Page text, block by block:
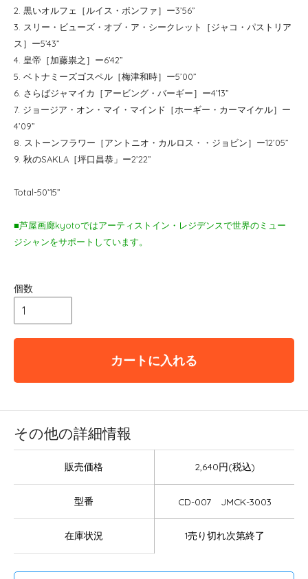
2. 黒いオルフェ［ルイス・ボンファ］ー3’56”
3. スリー・ビューズ・オブ・ア・シークレット［ジャコ・パストリア
ス］ー5’43”
4. 皇帝［加藤祟之］ー6’42”
5. ベトナミーズゴスペル［梅津和時］ー5’00”
6. さらばジャマイカ［アービング・バーギー］ー4’13”
7. ジョージア・オン・マイ・マインド［ホーギー・カーマイケル］ー
4’09”
8. ストーンフラワー［アントニオ・カルロス・・ジョビン］ー12’05”
9. 秋のSAKLA［坪口昌恭」ー2’22”
Total-50’15”
■芦屋画廊kyotoではアーティストイン・レジデンスで世界のミュー
ジシャンをサポートしています。
個数
カートに入れる
その他の詳細情報
販売価格 2,640円(税込)
型番 CD-007 JMCK-3003
在庫状況 1売り切れ次第終了